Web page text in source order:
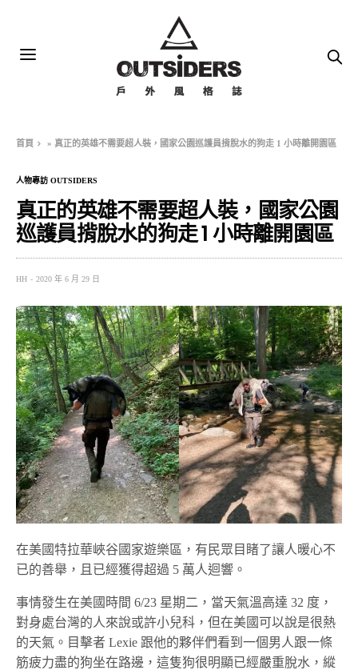
首頁 »真正的英雄不需要超人裝，國家公園巡護員揹脫水的狗走 1 小時離開園區
人物專訪 OUTSIDERS
真正的英雄不需要超人裝，國家公園
巡護員揹脫水的狗走 1 小時離開園區
HH 2020 年 6 月 29 日
在美國特拉華峽谷國家遊樂區，有民眾目睹了讓人暖心不
已的善舉，且已經獲得超過 5 萬人迴響。
事情發生在美國時間 6/23 星期二，當天氣溫高達 32 度，
對身處台灣的人來說或許小兒科，但在美國可以說是很熱
的天氣。目擊者 Lexie 跟他的夥伴們看到一個男人跟一條
筋疲力盡的狗坐在路邊，這隻狗很明顯已經嚴重脫水，縱